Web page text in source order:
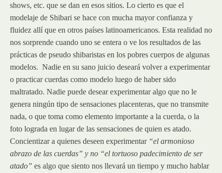
shows, etc. que se dan en esos sitios. Lo cierto es que el
modelaje de Shibari se hace con mucha mayor confianza y
fluidez allí que en otros países latinoamericanos. Esta realidad no
nos sorprende cuando uno se entera o ve los resultados de las
prácticas de pseudo shibaristas en los pobres cuerpos de algunas
modelos. Nadie en su sano juicio deseará volver a experimentar
o practicar cuerdas como modelo luego de haber sido
maltratado. Nadie puede desear experimentar algo que no le
genera ningún tipo de sensaciones placenteras, que no transmite
nada, o que toma como elemento importante a la cuerda, o la
foto lograda en lugar de las sensaciones de quien es atado.
Concientizar a quienes deseen experimentar “el armonioso
abrazo de las cuerdas” y no “el tortuoso padecimiento de ser
atado” es algo que siento nos llevará un tiempo y mucho hablar